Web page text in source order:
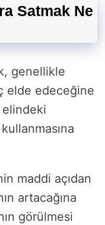
Satmak Ne
genellikle
elde edeceğine
maddi açıdan
artacağına
görülmesi